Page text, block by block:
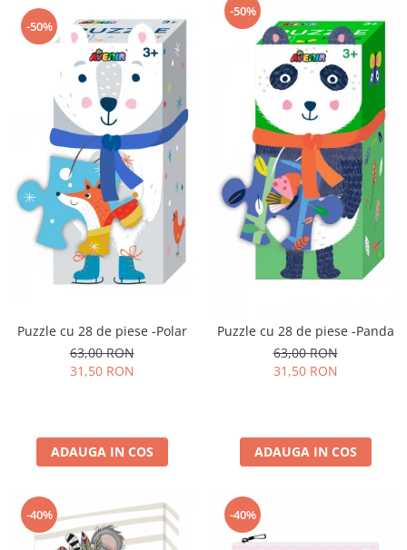
-50%
Puzzle cu 28 de piese -Polar
63,00 RON
31,50 RON
ADAUGA IN COS
-50%
Puzzle cu 28 de piese -Panda
63,00 RON
31,50 RON
ADAUGA IN COS
-40% -40%